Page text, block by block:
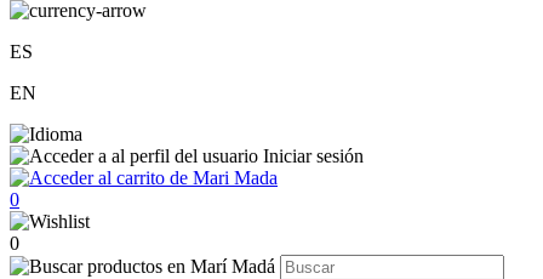
ES
EN
Iniciar sesión
0
0